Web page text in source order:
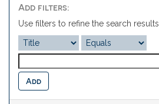
Add filters:
Use filters to refine the search results.